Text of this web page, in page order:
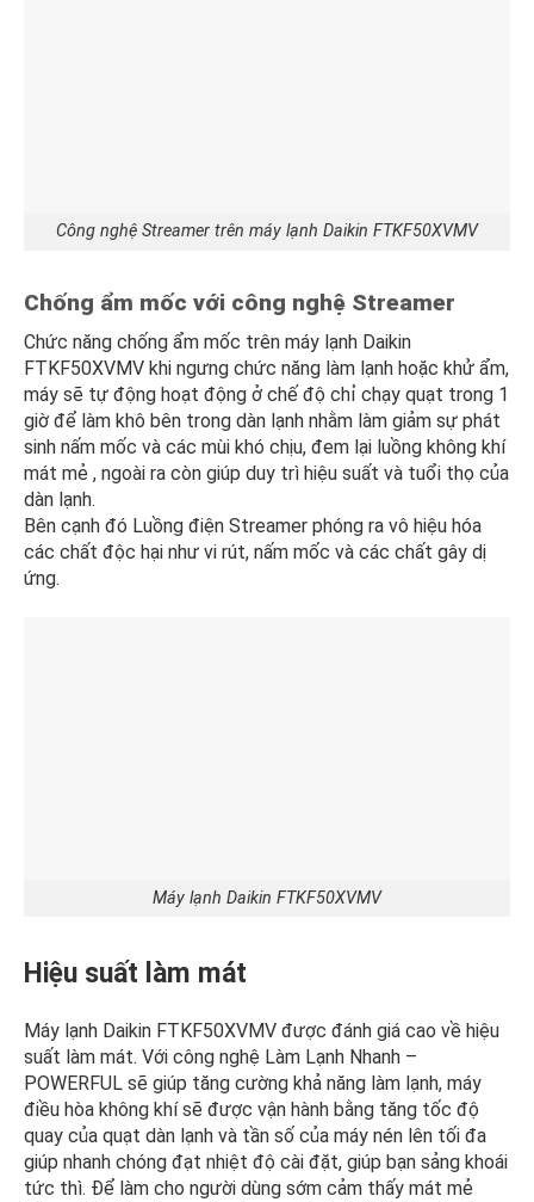
Công nghệ Streamer trên máy lạnh Daikin FTKF50XVMV
Chống ẩm mốc với công nghệ Streamer
Chức năng chống ẩm mốc trên máy lạnh Daikin
FTKF50XVMV khi ngưng chức năng làm lạnh hoặc khử ẩm,
máy sẽ tự động hoạt động ở chế độ chỉ chạy quạt trong 1
giờ để làm khô bên trong dàn lạnh nhằm làm giảm sự phát
sinh nấm mốc và các mùi khó chịu, đem lại luồng không khí
mát mẻ , ngoài ra còn giúp duy trì hiệu suất và tuổi thọ của
dàn lạnh.
Bên cạnh đó Luồng điện Streamer phóng ra vô hiệu hóa
các chất độc hại như vi rút, nấm mốc và các chất gây dị
ứng.
Máy lạnh Daikin FTKF50XVMV
Hiệu suất làm mát
Máy lạnh Daikin FTKF50XVMV được đánh giá cao về hiệu
suất làm mát. Với công nghệ Làm Lạnh Nhanh –
POWERFUL sẽ giúp tăng cường khả năng làm lạnh, máy
điều hòa không khí sẽ được vận hành bằng tăng tốc độ
quay của quạt dàn lạnh và tần số của máy nén lên tối đa
giúp nhanh chóng đạt nhiệt độ cài đặt, giúp bạn sảng khoái
tức thì. Để làm cho người dùng sớm cảm thấy mát mẻ